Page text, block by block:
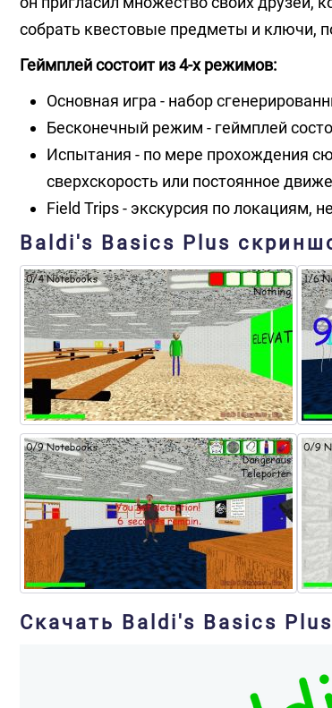
собрать квестовые предметы и ключи,
Геймплей состоит из 4-х режимов:
Основная игра - набор
Бесконечный режим - геймплей
Испытания - по мере прохождения
сверхскорость или постоянное
Field Trips - экскурсия по локациям,
Baldi's Basics Plus
Скачать Baldi's Basics